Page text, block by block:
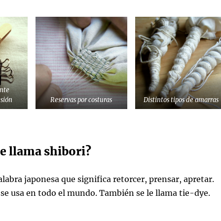
Reservas por costuras Distintos tipos de amarras
llama shibori?
japonesa que significa retorcer, prensar, apretar.
usa en todo el mundo. También se le llama tie-dye.